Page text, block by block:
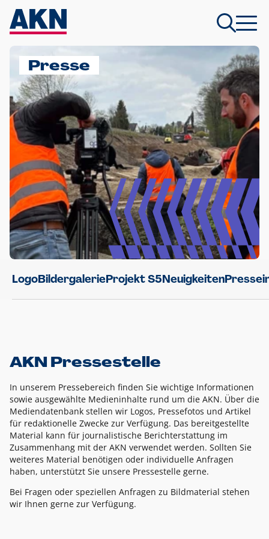
Presse
LogoBildergalerieProjekt S5Neuigkeiten
AKN Pressestelle
In unserem Pressebereich finden Sie wichtige Informationen
sowie ausgewählte Medieninhalte rund um die AKN. Über die
Mediendatenbank stellen wir Logos, Pressefotos und Artikel
für redaktionelle Zwecke zur Verfügung. Das bereitgestellte
Material kann für journalistische Berichterstattung im
Zusammenhang mit der AKN verwendet werden. Sollten Sie
weiteres Material benötigen oder individuelle Anfragen
haben, unterstützt Sie unsere Pressestelle gerne.
Bei Fragen oder speziellen Anfragen zu Bildmaterial stehen
wir Ihnen gerne zur Verfügung.